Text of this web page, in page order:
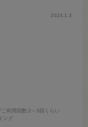
ご利用回数:2～3回くらい
ング
2024.1.3